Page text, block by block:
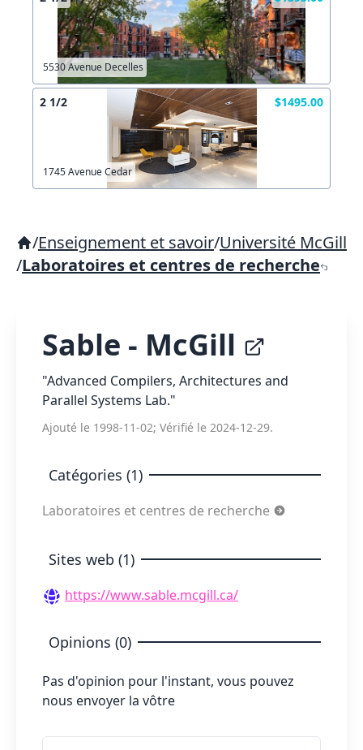
5530 Avenue Decelles
2 1/2 $1495.00
1745 Avenue Cedar
/Enseignement et savoir/Université McGill
/Laboratoires et centres de recherche
Sable - McGill
"Advanced Compilers, Architectures and
Parallel Systems Lab."
Ajouté le 1998-11-02; Vérifié le 2024-12-29.
Catégories (1)
Laboratoires et centres de recherche
Sites web (1)
https://www.sable.mcgill.ca/
Opinions (0)
Pas d'opinion pour l'instant, vous pouvez
nous envoyer la vôtre